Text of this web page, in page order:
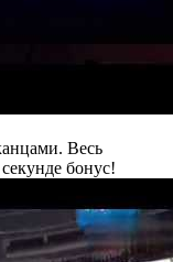
Весь
бонус!